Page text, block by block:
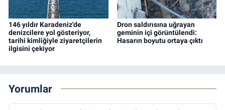
146 yıldır Karadeniz'de
denizcilere yol gösteriyor,
tarihi kimliğiyle ziyaretçilerin
ilgisini çekiyor
Dron saldırısına uğrayan
geminin içi görüntülendi:
Hasarın boyutu ortaya çıktı
Yorumlar